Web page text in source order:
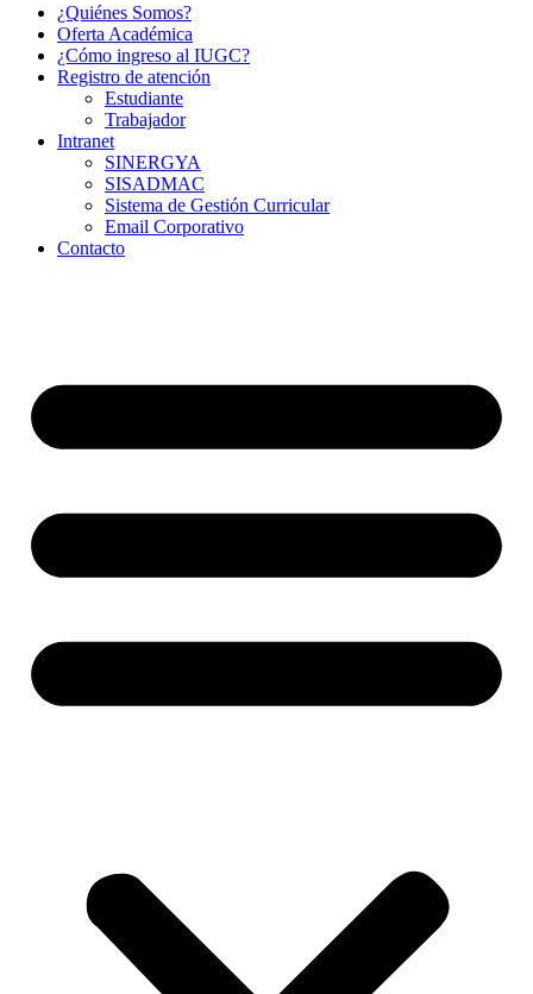
¿Quiénes Somos?
Oferta Académica
¿Cómo ingreso al IUGC?
Registro de atención
Estudiante
Trabajador
Intranet
SINERGYA
SISADMAC
Sistema de Gestión Curricular
Email Corporativo
Contacto